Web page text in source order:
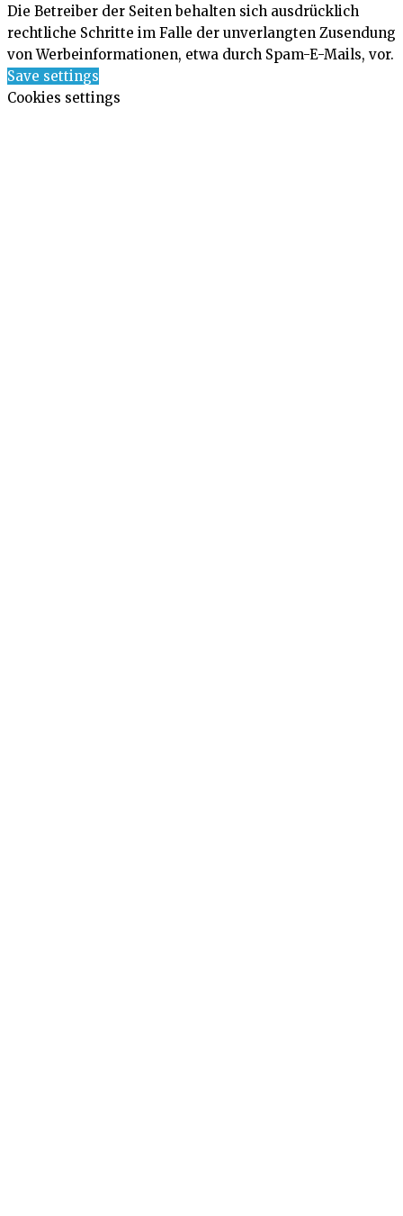
Die Betreiber der Seiten behalten sich ausdrücklich
rechtliche Schritte im Falle der unverlangten Zusendung
von Werbeinformationen, etwa durch Spam-E-Mails, vor.
Save settings
Cookies settings